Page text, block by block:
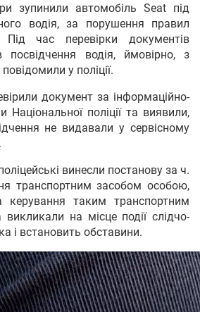
зупинили автомобіль Seat під
водія, за порушення правил
час перевірки документів
посвідчення водія, ймовірно, з
у поліції.
документ за інформаційно-
поліції та виявили,
не видавали у сервісному
винесли постанову за ч.
транспортним засобом особою,
таким транспортним
на місце події слідчо-
і встановить обставини.